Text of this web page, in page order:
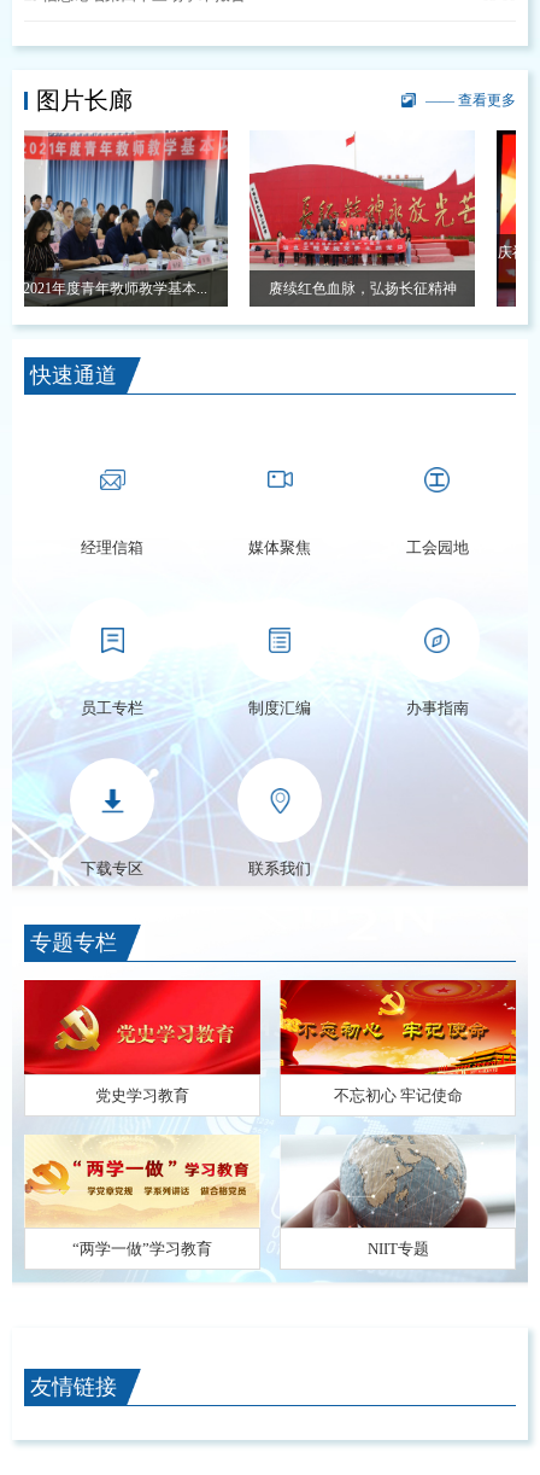
图片长廊 —— 查看更多
2021年度青年教师教学基本... 赓续红色血脉，弘扬长征精神
庆祝中
快速通道
经理信箱 媒体聚焦 工会园地
员工专栏 制度汇编 办事指南
下载专区 联系我们
专题专栏
党史学习教育 不忘初心 牢记使命
“两学一做”学习教育 NIIT专题
友情链接